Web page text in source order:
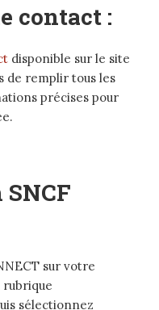
contact :
disponible sur le site
de remplir tous les
précises pour
sur votre
rubrique
sélectionnez